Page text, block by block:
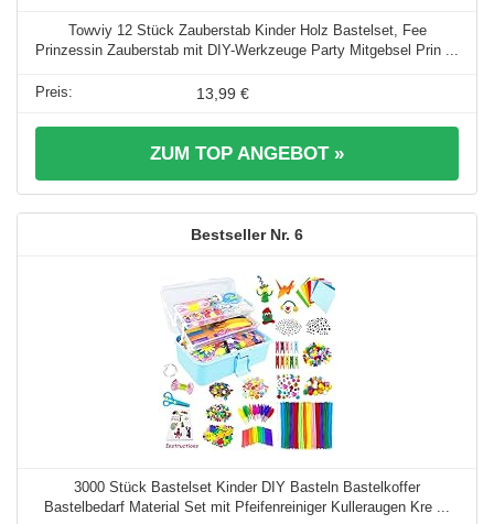
Towviy 12 Stück Zauberstab Kinder Holz Bastelset, Fee
Prinzessin Zauberstab mit DIY-Werkzeuge Party Mitgebsel Prin ...
13,99 €
ZUM TOP ANGEBOT »
6
3000 Stück Bastelset Kinder DIY Basteln Bastelkoffer
Bastelbedarf Material Set mit Pfeifenreiniger Kulleraugen Kre ...